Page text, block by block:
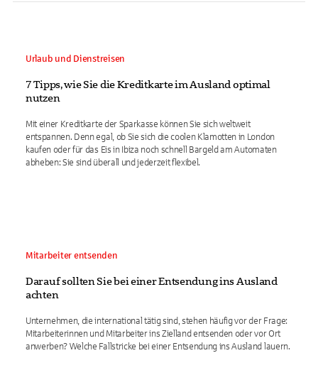
Urlaub und Dienstreisen
7 Tipps, wie Sie die Kreditkarte im Ausland optimal
nutzen
Mit einer Kreditkarte der Sparkasse können Sie sich weltweit
entspannen. Denn egal, ob Sie sich die coolen Klamotten in London
kaufen oder für das Eis in Ibiza noch schnell Bargeld am Automaten
abheben: Sie sind überall und jederzeit flexibel.
Mitarbeiter entsenden
Darauf sollten Sie bei einer Entsendung ins Ausland
achten
Unternehmen, die international tätig sind, stehen häufig vor der Frage:
Mitarbeiterinnen und Mitarbeiter ins Zielland entsenden oder vor Ort
anwerben? Welche Fallstricke bei einer Entsendung ins Ausland lauern.